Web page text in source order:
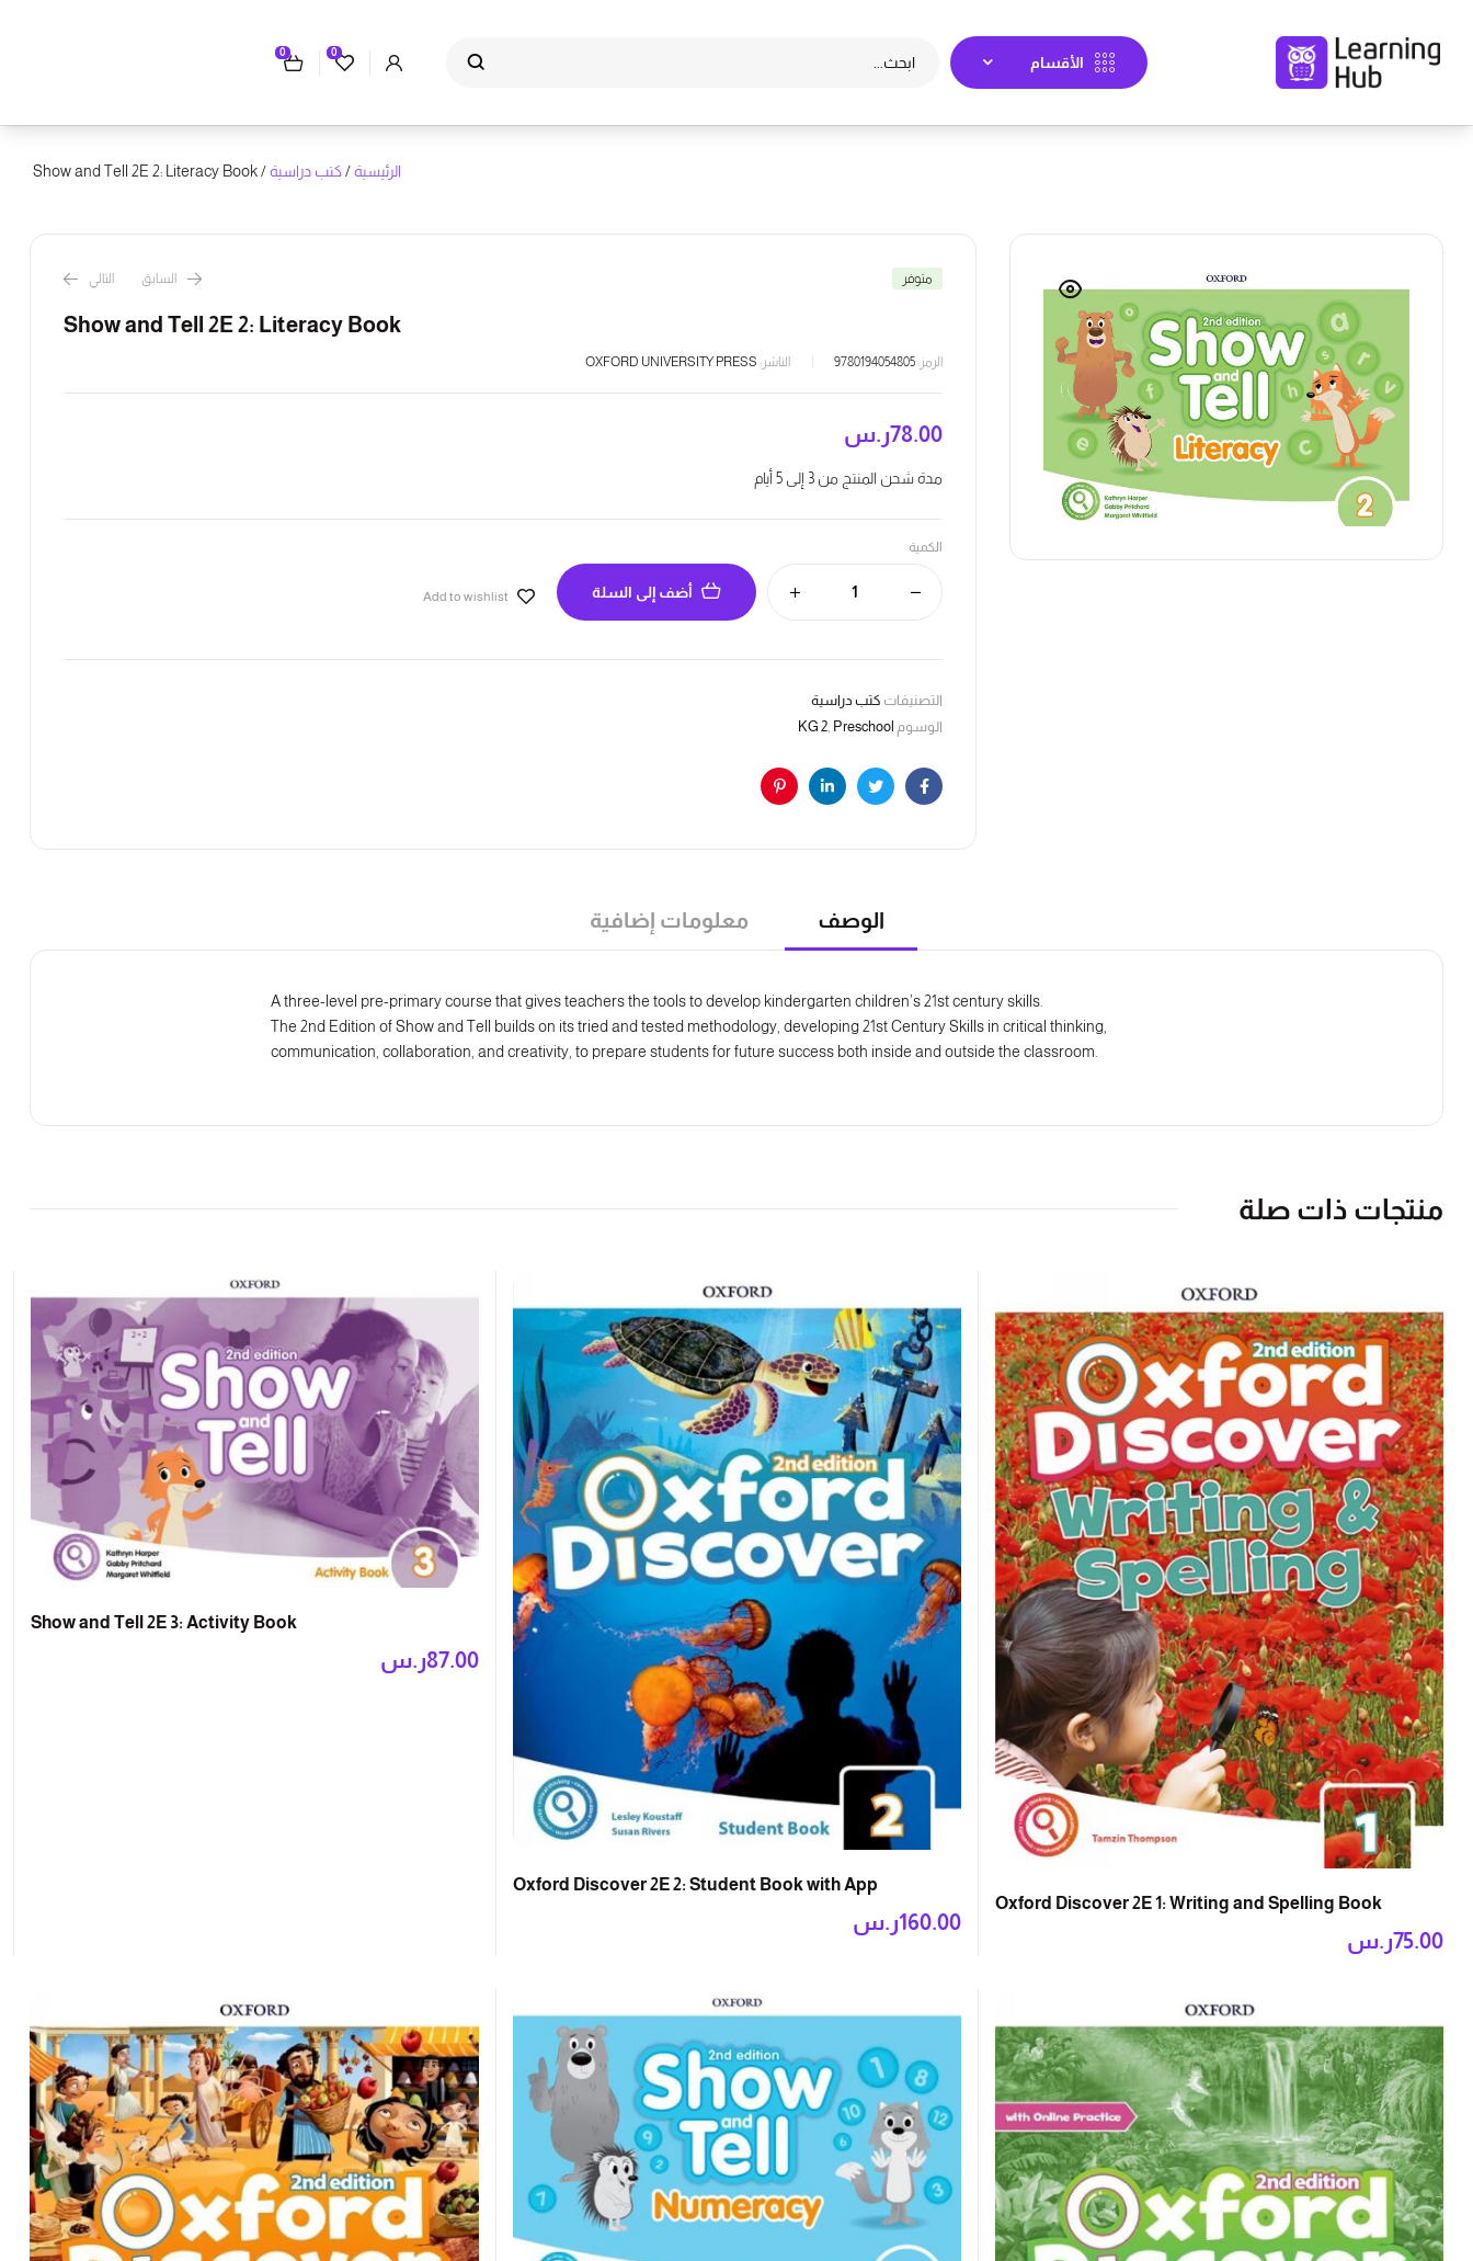
الأقسام
0
0
الرئيسية/كتب دراسية/ Show and Tell 2E 2: Literacy Book
متوفر السابق التالي
Show and Tell 2E 2: Literacy Book
الرمز: 9780194054805 الناشر: OXFORD UNIVERSITY PRESS
ر.س78.00
مدة شحن المنتج من 3 إلى 5 أيام
الكمية
أضف إلى السلة Add to wishlist
التصنيفات كتب دراسية
الوسوم
KG 2, Preschool
Facebook
Twitter
Linkedin
Pinterest
الوصف معلومات إضافية
A three-level pre-primary course that gives teachers the tools to develop kindergarten children’s 21st century skills.
The 2nd Edition of Show and Tell builds on its tried and tested methodology, developing 21st Century Skills in critical thinking,
communication, collaboration, and creativity, to prepare students for future success both inside and outside the classroom.
منتجات ذات صلة
Oxford Discover 2E 1: Writing and Spelling Book
ر.س75.00
Oxford Discover 2E 2: Student Book with App
ر.س160.00
Show and Tell 2E 3: Activity Book
ر.س87.00